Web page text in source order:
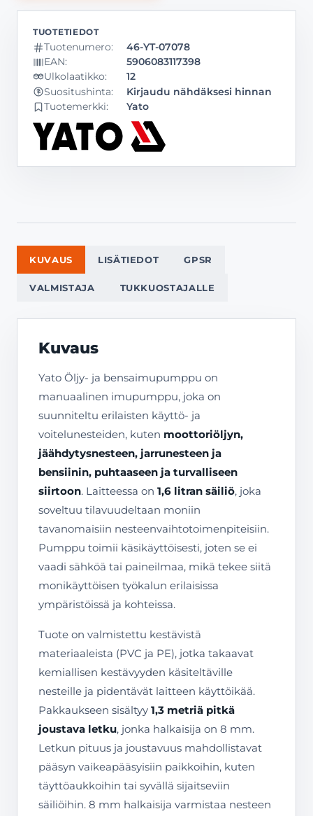
Tuotenumero:
46-YT-07078
EAN:
5906083117398
Ulkolaatikko:
12
Suositushinta:
Kirjaudu nähdäksesi hinnan
Tuotemerkki: Yato
KUVAUS LISÄTIEDOT GPSR
VALMISTAJA TUKKUOSTAJALLE
Kuvaus
Yato Öljy- ja bensaimupumppu on
manuaalinen imupumppu, joka on
suunniteltu erilaisten käyttö- ja
voitelunesteiden, kuten moottoriöljyn,
jäähdytysnesteen, jarrunesteen ja
bensiinin, puhtaaseen ja turvalliseen
siirtoon. Laitteessa on 1,6 litran säiliö, joka
soveltuu tilavuudeltaan moniin
tavanomaisiin nesteenvaihtotoimenpiteisiin.
Pumppu toimii käsikäyttöisesti, joten se ei
vaadi sähköä tai paineilmaa, mikä tekee siitä
monikäyttöisen työkalun erilaisissa
ympäristöissä ja kohteissa.
Tuote on valmistettu kestävistä
materiaaleista (PVC ja PE), jotka takaavat
kemiallisen kestävyyden käsiteltäville
nesteille ja pidentävät laitteen käyttöikää.
Pakkaukseen sisältyy 1,3 metriä pitkä
joustava letku, jonka halkaisija on 8 mm.
Letkun pituus ja joustavuus mahdollistavat
pääsyn vaikeapääsyisiin paikkoihin, kuten
täyttöaukkoihin tai syvällä sijaitseviin
säiliöihin. 8 mm halkaisija varmistaa nesteen